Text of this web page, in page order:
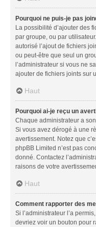
Pourquoi ne puis-je pas
La possibilité d’ajouter des
par groupe, ou par
autorisé l’ajout de fichiers
ou peut-être que seul un
l’administrateur si vous ne
ajouter de fichiers joints sur
Haut
Pourquoi ai-je reçu un
Chaque administrateur a
Si vous avez dérogé à une
avertissement. Notez que
phpBB Limited n’est pas
donné. Contactez
raisons de votre
Haut
Comment rapporter des
Si l’administrateur l’a
devriez voir un bouton pour